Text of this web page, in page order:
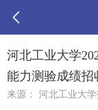
河北工业大学
能力测验成绩
来源： 河北工业大